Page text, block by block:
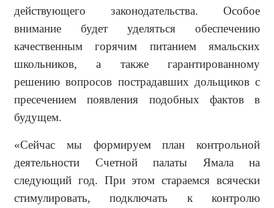
действующего законодательства. Особое
внимание будет уделяться обеспечению
качественным горячим питанием ямальских
школьников, а также гарантированному
решению вопросов пострадавших дольщиков с
пресечением появления подобных фактов в
будущем.
«Сейчас мы формируем план контрольной
деятельности Счетной палаты Ямала на
следующий год. При этом стараемся всячески
стимулировать, подключать к контролю